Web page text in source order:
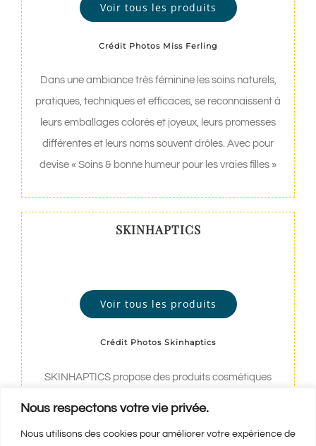
Nous respectons votre vie privée.
Nous utilisons des cookies pour améliorer votre expérience de
Voir tous les produits
Crédit Photos Miss Ferling
Dans une ambiance très féminine les soins naturels,
pratiques, techniques et efficaces, se reconnaissent à
leurs emballages colorés et joyeux, leurs promesses
différentes et leurs noms souvent drôles. Avec pour
devise « Soins & bonne humeur pour les vraies filles »
SKINHAPTICS
Voir tous les produits
Crédit Photos Skinhaptics
SKINHAPTICS propose des produits cosmétiques
Ces produits sont notés « 100/100 – Excellent » par